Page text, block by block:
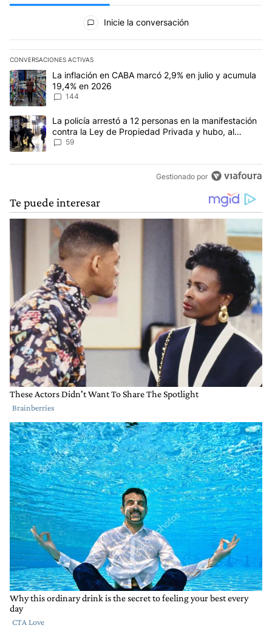
Todos los comentarios
Inicie la conversación
CONVERSACIONES ACTIVAS
Este listado muestra los artículos con más comentarios en los
Un artículo de tendencia con el título "La inflación en CABA
La inflación en CABA marcó 2,9% en julio y acumula
19,4% en 2026
144
Un artículo de tendencia con el título "La policía arrestó a 12
La policía arrestó a 12 personas en la manifestación
contra la Ley de Propiedad Privada y hubo, al
menos, 3 agentes heridos
59
Gestionado por